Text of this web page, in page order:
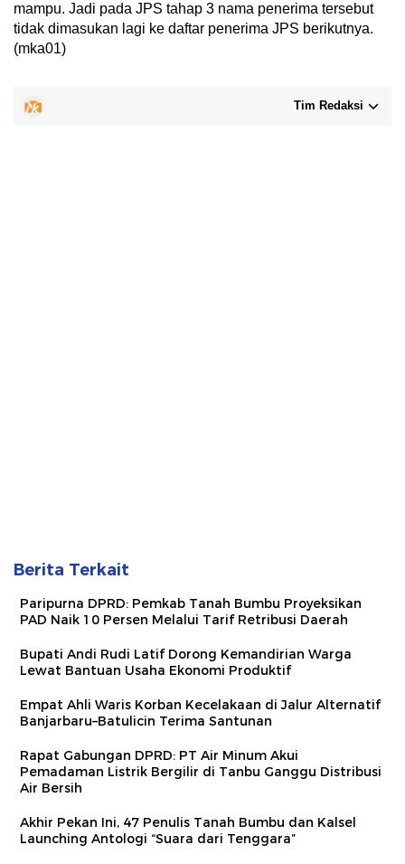
mampu. Jadi pada JPS tahap 3 nama penerima tersebut
tidak dimasukan lagi ke daftar penerima JPS berikutnya.
(mka01)
Tim Redaksi
Berita Terkait
Paripurna DPRD: Pemkab Tanah Bumbu Proyeksikan
PAD Naik 10 Persen Melalui Tarif Retribusi Daerah
Bupati Andi Rudi Latif Dorong Kemandirian Warga
Lewat Bantuan Usaha Ekonomi Produktif
Empat Ahli Waris Korban Kecelakaan di Jalur Alternatif
Banjarbaru–Batulicin Terima Santunan
Rapat Gabungan DPRD: PT Air Minum Akui
Pemadaman Listrik Bergilir di Tanbu Ganggu Distribusi
Air Bersih
Akhir Pekan Ini, 47 Penulis Tanah Bumbu dan Kalsel
Launching Antologi “Suara dari Tenggara”